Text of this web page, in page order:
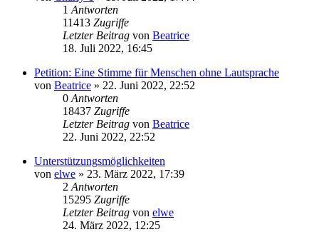
1 Antworten
11413 Zugriffe
Letzter Beitrag von Beatrice
18. Juli 2022, 16:45
Petition: Eine Stimme für Menschen ohne Lautsprache
von Beatrice » 22. Juni 2022, 22:52
0 Antworten
18437 Zugriffe
Letzter Beitrag von Beatrice
22. Juni 2022, 22:52
Unterstützungsmöglichkeiten
von elwe » 23. März 2022, 17:39
2 Antworten
15295 Zugriffe
Letzter Beitrag von elwe
24. März 2022, 12:25